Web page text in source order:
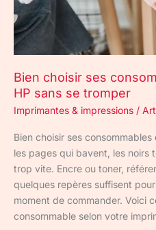
Bien choisir ses
HP sans se tromper
Imprimantes & impressions /
Bien choisir ses consommables
les pages qui bavent, les noirs
trop vite. Encre ou toner,
quelques repères suffisent
moment de commander. Voici
consommable selon votre
se
tromper